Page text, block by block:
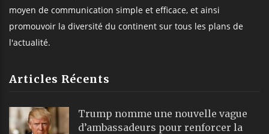
moyen de communication simple et efficace, et ainsi
promouvoir la diversité du continent sur tous les plans de
l'actualité.
Articles Récents
Trump nomme une nouvelle vague
d’ambassadeurs pour renforcer la